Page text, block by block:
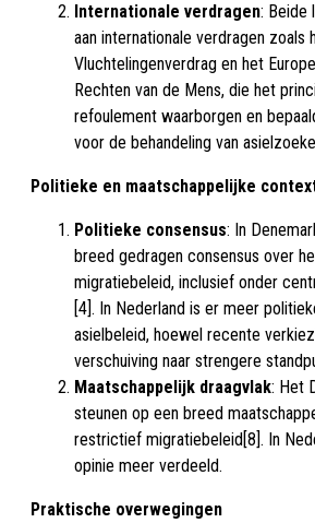
Internationale verdragen: Beide
aan internationale verdragen zoals
Vluchtelingenverdrag en het
Rechten van de Mens, die het
refoulement waarborgen en
voor de behandeling van
Politieke en maatschappelijke
Politieke consensus: In
breed gedragen consensus over
migratiebeleid, inclusief onder
[4]. In Nederland is er meer
asielbeleid, hoewel recente
verschuiving naar strengere
Maatschappelijk draagvlak: Het
steunen op een breed
restrictief migratiebeleid[8]. In
opinie meer verdeeld.
Praktische overwegingen